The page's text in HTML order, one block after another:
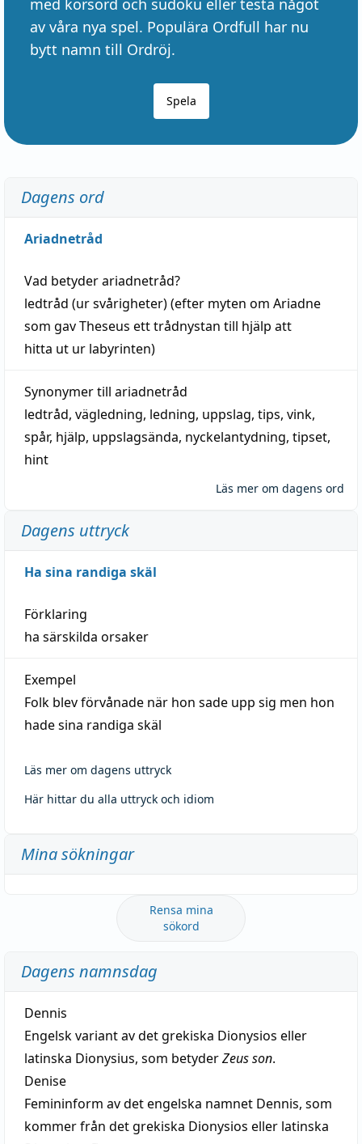
av våra nya spel. Populära Ordfull har nu
bytt namn till Ordröj.
Spela
Dagens ord
Ariadnetråd
Vad betyderariadnetråd?
ledtråd (ur svårigheter) (efter myten om Ariadne
som gav Theseus ett trådnystan till hjälp att
hitta ut ur labyrinten)
Synonymer till ariadnetråd
ledtråd, vägledning, ledning, uppslag, tips, vink,
spår, hjälp, uppslagsända, nyckelantydning, tipset,
hint
Läs mer om dagens ord
Dagens uttryck
Ha sina randiga skäl
Förklaring
ha särskilda orsaker
Exempel
Folk blev förvånade när hon sade upp sig men hon
hade sina randiga skäl
Läs mer om dagens uttryck
Här hittar du alla uttryck och idiom
Mina sökningar
Rensa mina
sökord
Dagens namnsdag
Dennis
Engelsk variant av det grekiska Dionysios eller
latinska Dionysius, som betyderZeus son.
Denise
Femininform av det engelska namnet Dennis, som
kommer från det grekiska Dionysios eller latinska